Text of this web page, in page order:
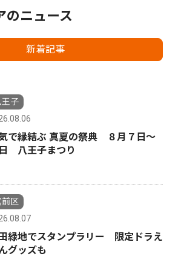
のニュース
新着記事
王子
で縁結ぶ 真夏の祭典 ８月７日〜
八王子まつり
前区
緑地でスタンプラリー 限定ドラえ
グッズも